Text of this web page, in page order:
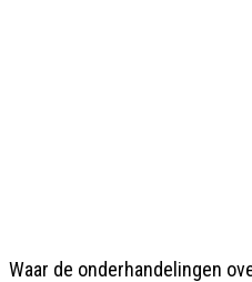
Waar de onderhandelingen